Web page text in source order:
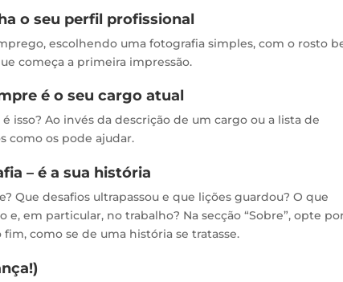
o seu perfil profissional
escolhendo uma fotografia simples, com o rosto
começa a primeira impressão.
é o seu cargo atual
isso? Ao invés da descrição de um cargo ou a lista de
como os pode ajudar.
– é a sua história
Que desafios ultrapassou e que lições guardou? O que
em particular, no trabalho? Na secção “Sobre”, opte
como se de uma história se tratasse.